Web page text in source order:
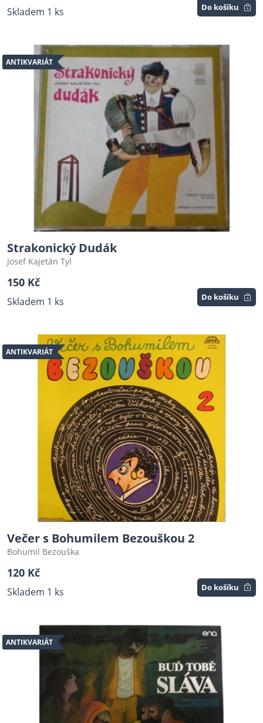
Skladem 1 ks Do košíku
ANTIKVARIÁT
Strakonický Dudák
Josef Kajetán Tyl
150 Kč
Skladem 1 ks Do košíku
ANTIKVARIÁT
Večer s Bohumilem Bezouškou 2
Bohumil Bezouška
120 Kč
Skladem 1 ks Do košíku
ANTIKVARIÁT